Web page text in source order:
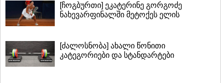
[ჩოგბურთი] ეკატერინე გორგოძე
ნახევარფინალში მეტოქეს ელის
[ძალოსნობა] ახალი წონითი
კატეგორიები და სტანდარტები